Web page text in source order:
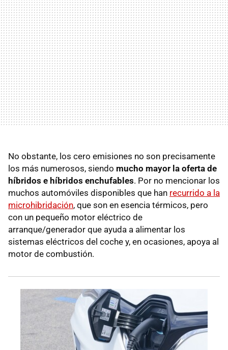
No obstante, los cero emisiones no son precisamente
los más numerosos, siendo mucho mayor la oferta de
híbridos e híbridos enchufables. Por no mencionar los
muchos automóviles disponibles que han recurrido a la
microhibridación, que son en esencia térmicos, pero
con un pequeño motor eléctrico de
arranque/generador que ayuda a alimentar los
sistemas eléctricos del coche y, en ocasiones, apoya al
motor de combustión.